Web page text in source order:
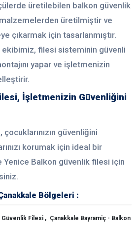
üretilebilen balkon güvenlik
üretilmiştir ve
çıkarmak için tasarlanmıştır.
filesi sisteminin güvenli
yapar ve işletmenizin
İşletmenizin Güvenliğini
güvenliğini
korumak için ideal bir
Yenice Balkon güvenlik filesi için
Bölgeleri :
Güvenlik Filesi , Çanakkale Bayramiç - Balkon